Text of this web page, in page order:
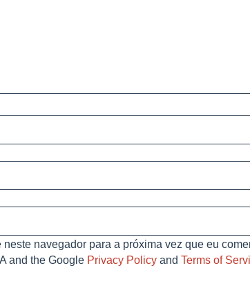
navegador para a próxima vez que eu
and the Google Privacy Policyand Terms of